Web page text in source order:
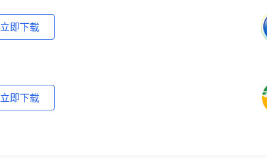
立即下载
立即下载